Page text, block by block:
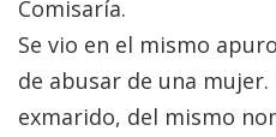
Comisaría.
Se vio en el mismo
de abusar de una
exmarido, del mismo